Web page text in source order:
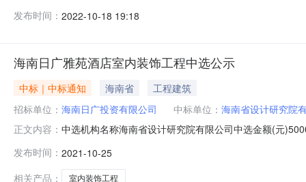
南省定安县||海南省定安县栖凤路南侧所属项目总投资
发布时间： 2022-10-18 19:18
海南日广雅苑酒店室内装饰工程中选公示
中标｜中标通知 海南省
工程建筑
招标单位： 海南日广投资有限公司 中标单位： 海南省设计研究院
正文内容： 中选机构名称海南省设计研究院有限公司中选金额(元
5200.0（万元）事项名称施工图审查合格书服务金额下
发布时间： 2021-10-25
相关产品：
室内装饰工程